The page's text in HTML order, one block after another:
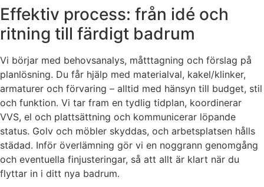
Effektiv process: från idé och
ritning till färdigt badrum
Vi börjar med behovsanalys, måtttagning och förslag på
planlösning. Du får hjälp med materialval, kakel/klinker,
armaturer och förvaring – alltid med hänsyn till budget, stil
och funktion. Vi tar fram en tydlig tidplan, koordinerar
VVS, el och plattsättning och kommunicerar löpande
status. Golv och möbler skyddas, och arbetsplatsen hålls
städad. Inför överlämning gör vi en noggrann genomgång
och eventuella finjusteringar, så att allt är klart när du
flyttar in i ditt nya badrum.